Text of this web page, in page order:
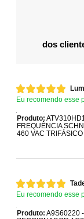
dos
Eu recomendo esse
Produto:
FREQUÊNCIA
460 VAC
Eu recomendo esse
Produto: A9S60220